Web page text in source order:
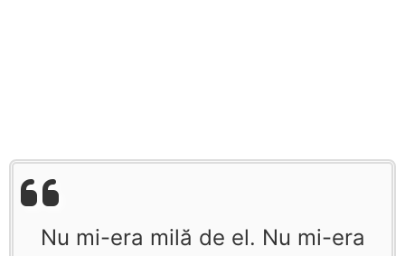
Nu mi-era milă de el. Nu mi-era